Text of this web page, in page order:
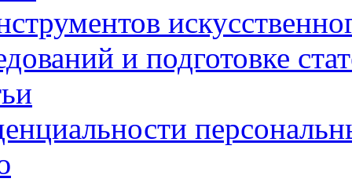
и подготовке